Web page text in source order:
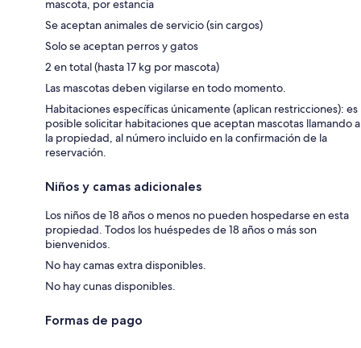
mascota, por estancia
Se aceptan animales de servicio (sin cargos)
Solo se aceptan perros y gatos
2 en total (hasta 17 kg por mascota)
Las mascotas deben vigilarse en todo momento.
Habitaciones específicas únicamente (aplican restricciones): es
posible solicitar habitaciones que aceptan mascotas llamando a
la propiedad, al número incluido en la confirmación de la
reservación.
Niños y camas adicionales
Los niños de 18 años o menos no pueden hospedarse en esta
propiedad. Todos los huéspedes de 18 años o más son
bienvenidos.
No hay camas extra disponibles.
No hay cunas disponibles.
Formas de pago